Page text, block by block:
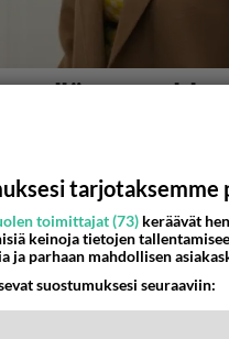
yllätyspaukku
tämä mies!
muotoon King of Fucking
tarjotaksemme
toimittajat (73) keräävät
keinoja tietojen
ja parhaan mahdollisen
suostumuksesi seuraaviin: